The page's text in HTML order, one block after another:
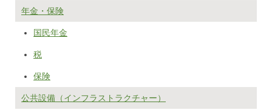
年金・保険
国民年金
税
保険
公共設備（インフラストラクチャー）